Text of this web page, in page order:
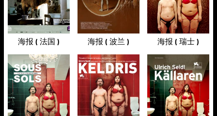
海报 ( 法国 ) 海报 ( 波兰 ) 海报 ( 瑞士 )